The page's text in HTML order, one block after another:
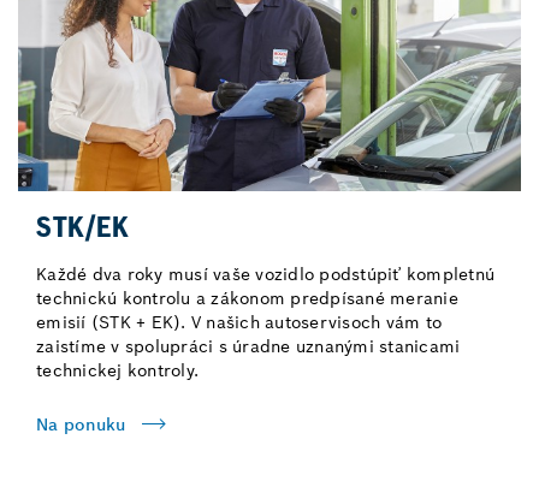
STK/EK
Každé dva roky musí vaše vozidlo podstúpiť kompletnú
technickú kontrolu a zákonom predpísané meranie
emisií (STK + EK). V našich autoservisoch vám to
zaistíme v spolupráci s úradne uznanými stanicami
technickej kontroly.
Na ponuku